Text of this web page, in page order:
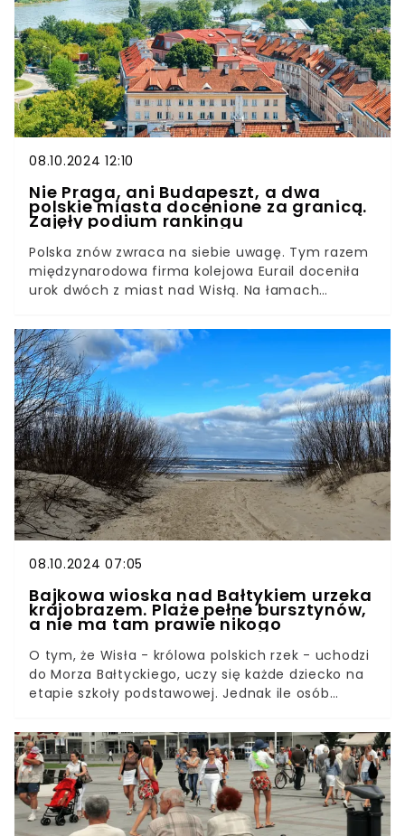
08.10.2024 12:10
Nie Praga, ani Budapeszt, a dwa
polskie miasta docenione za granicą.
Zajęły podium rankingu
Polska znów zwraca na siebie uwagę. Tym razem
międzynarodowa firma kolejowa Eurail doceniła
urok dwóch z miast nad Wisłą. Na łamach
ranking europejskich miast, które oferują
turystom wiele atrakcji, nie obciążając przy tym
ich budżetu. Gdzie najtaniej wybrać się na krótką
wycieczkę po Europie?
08.10.2024 07:05
Bajkowa wioska nad Bałtykiem urzeka
krajobrazem. Plaże pełne bursztynów,
a nie ma tam prawie nikogo
O tym, że Wisła - królowa polskich rzek - uchodzi
do Morza Bałtyckiego, uczy się każde dziecko na
etapie szkoły podstawowej. Jednak ile osób
tam, na prawym brzegu Wisły, znajduje się
skromna, lecz urokliwa miejscowość z małym
portem, z którego wypływają rejsy na obserwacje
fok. Po sezonie jest tu cicho, a bogactwo flory i
fauny sprzyja wypoczynkowi w nadwiślańskiej
wiosce.